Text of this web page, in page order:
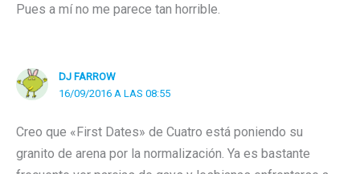
Pues a mí no me parece tan horrible.
DJ FARROW
16/09/2016 A LAS 08:55
Creo que «First Dates» de Cuatro está poniendo su
granito de arena por la normalización. Ya es bastante